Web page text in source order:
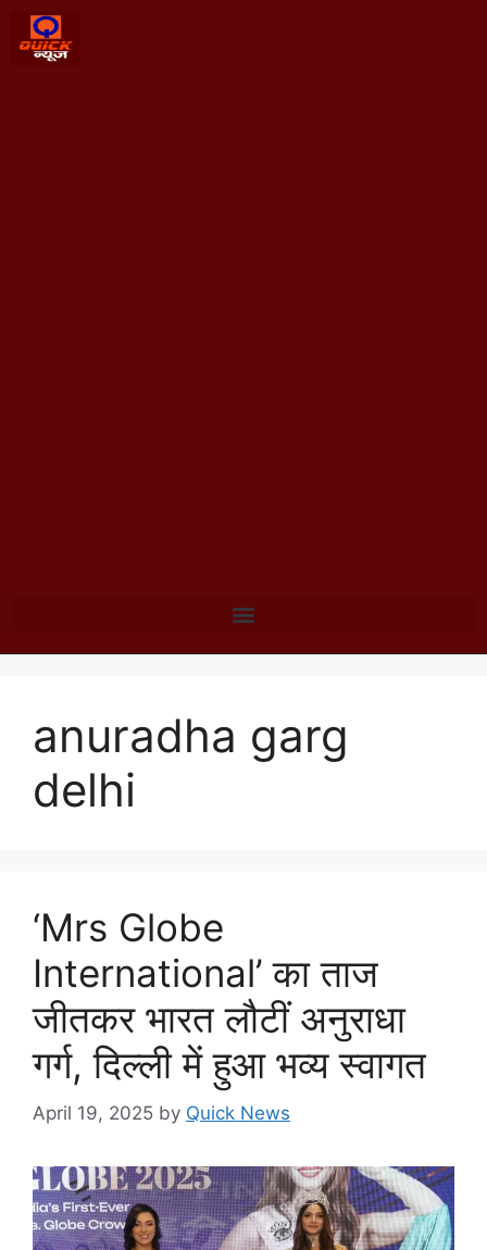
anuradha garg
delhi
‘Mrs Globe
International’ का ताज
जीतकर भारत लौटीं अनुराधा
गर्ग, दिल्ली में हुआ भव्य स्वागत
April 19, 2025 by Quick News